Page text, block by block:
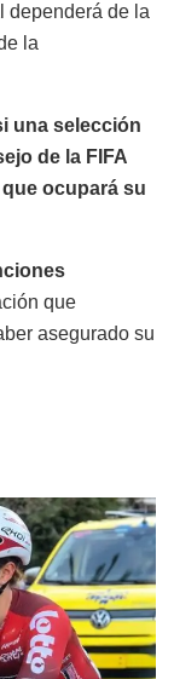
dependerá de la
la
una selección
de la FIFA
ocupará su
que
asegurado su